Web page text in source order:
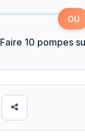
OU
Faire 10 pompes